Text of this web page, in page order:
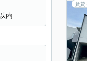
賃貸
内